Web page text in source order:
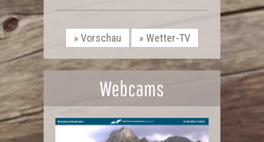
Vorschau Wetter-TV
Webcams